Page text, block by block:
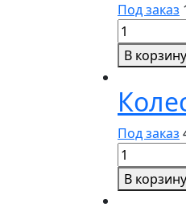
Под заказ
Количество
товара
Колесо
023194.03
355x77
В корзину
Под заказ
Количество
товара
Колесо
В корзину